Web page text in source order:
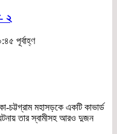
২
পূর্বাহ্ণ
চট্টগ্রাম মহাসড়কে একটি কাভার্ড
তার স্বামীসহ আরও দুজন